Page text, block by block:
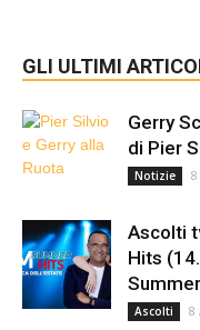
GLI ULTIMI
Gerry
di Pier
Notizie
Ascolti
Hits
Ascolti 8